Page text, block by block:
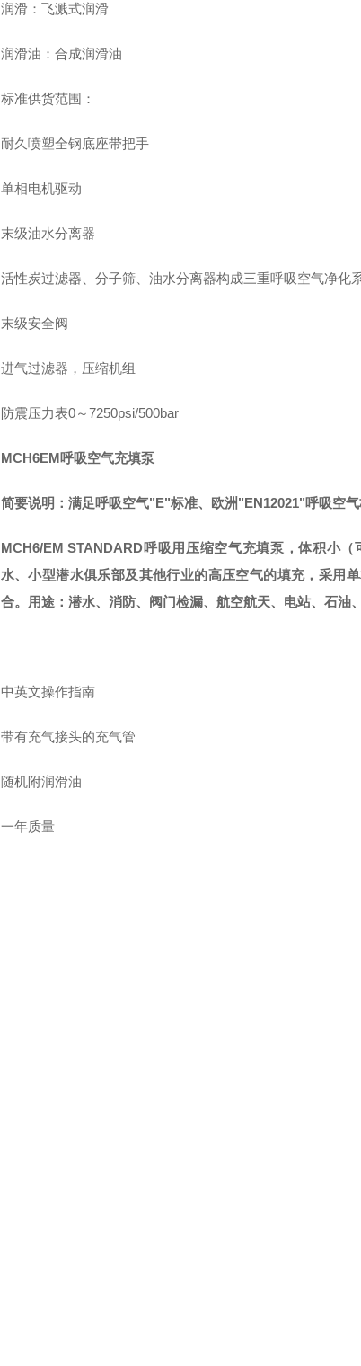
润滑：飞溅式润滑
润滑油：合成润滑油
标准供货范围：
耐久喷塑全钢底座带把手
单相电机驱动
末级油水分离器
活性炭过滤器、分子筛、油水分离器构成三重呼吸空气净化
末级安全阀
进气过滤器，压缩机组
防震压力表0～7250psi/500bar
MCH6EM呼吸空气充填泵
简要说明：满足呼吸空气"E"标准、欧洲"EN12021"呼吸空
MCH6/EM STANDARD呼吸用压缩空气充填泵，体积小
水、小型潜水俱乐部及其他行业的高压空气的填充，采用
合。用途：潜水、消防、阀门检漏、航空航天、电站、石油
中英文操作指南
带有充气接头的充气管
随机附润滑油
一年质量